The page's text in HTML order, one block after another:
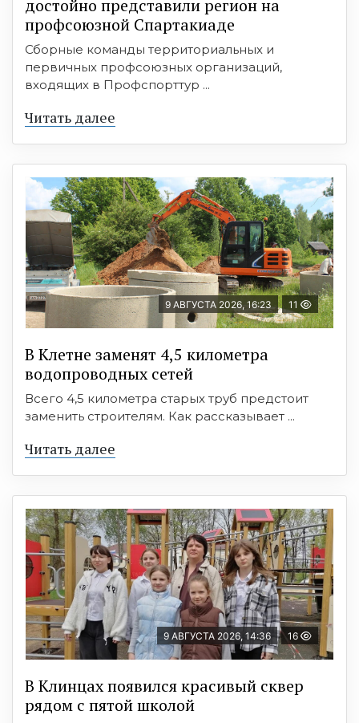
достойно представили регион на
профсоюзной Спартакиаде
Сборные команды территориальных и
первичных профсоюзных организаций,
входящих в Профспорттур ...
Читать далее
9 АВГУСТА 2026, 16:23 11
В Клетне заменят 4,5 километра
водопроводных сетей
Всего 4,5 километра старых труб предстоит
заменить строителям. Как рассказывает ...
Читать далее
9 АВГУСТА 2026, 14:36 16
В Клинцах появился красивый сквер
рядом с пятой школой